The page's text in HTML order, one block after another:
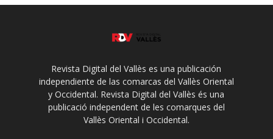
Revista Digital del Vallès es una publicación
independiente de las comarcas del Vallès Oriental
y Occidental. Revista Digital del Vallès és una
publicació independent de les comarques del
Vallès Oriental i Occidental.